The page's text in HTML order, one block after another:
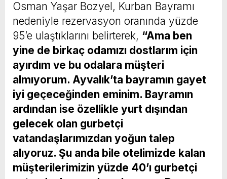
Osman Yaşar Bozyel, Kurban Bayramı
nedeniyle rezervasyon oranında yüzde
95’e ulaştıklarını belirterek, “Ama ben
yine de birkaç odamızı dostlarım için
ayırdım ve bu odalara müşteri
almıyorum. Ayvalık’ta bayramın gayet
iyi geçeceğinden eminim. Bayramın
ardından ise özellikle yurt dışından
gelecek olan gurbetçi
vatandaşlarımızdan yoğun talep
alıyoruz. Şu anda bile otelimizde kalan
müşterilerimizin yüzde 40’ı gurbetçi